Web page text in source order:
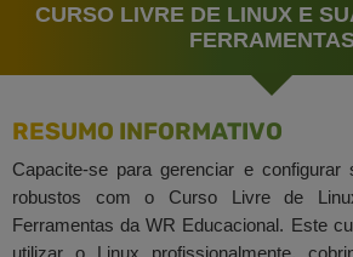
CURSO LIVRE DE LINUX E
RESUMO INFORMATIVO
Capacite-se para gerenciar e configurar
robustos com o Curso Livre de
Ferramentas da WR Educacional. Este
utilizar o Linux profissionalmente,